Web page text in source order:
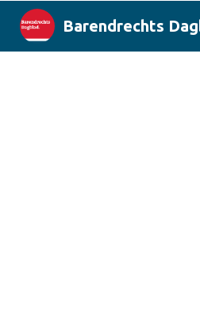
Barendrechts